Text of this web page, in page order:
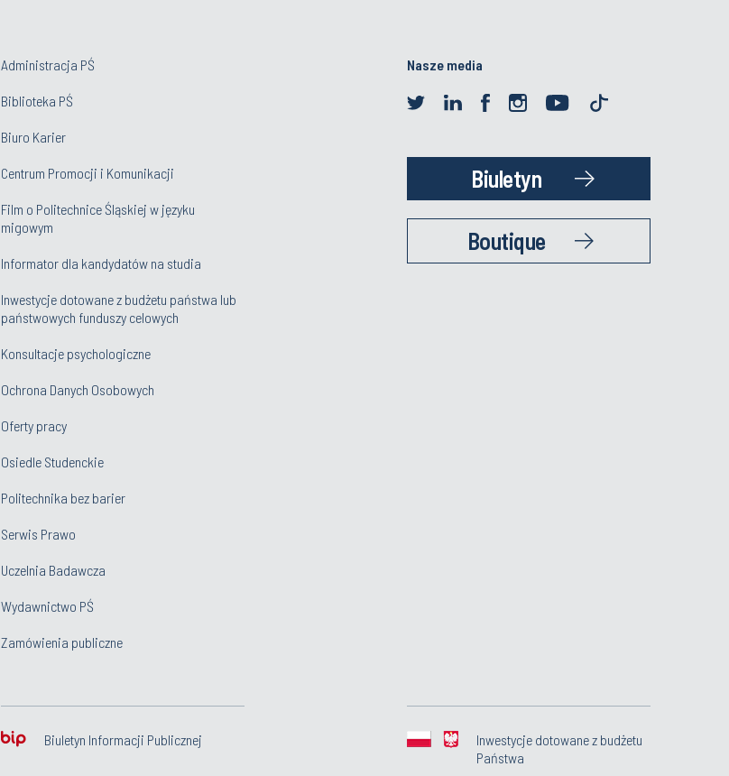
Administracja PŚ
Biblioteka PŚ
Biuro Karier
Centrum Promocji i Komunikacji
Film o Politechnice Śląskiej w języku
migowym
Informator dla kandydatów na studia
Inwestycje dotowane z budżetu państwa lub
państwowych funduszy celowych
Konsultacje psychologiczne
Ochrona Danych Osobowych
Oferty pracy
Osiedle Studenckie
Politechnika bez barier
Serwis Prawo
Uczelnia Badawcza
Wydawnictwo PŚ
Zamówienia publiczne
Nasze media
Biuletyn
Boutique
Biuletyn Informacji Publicznej
Inwestycje dotowane z budżetu
Państwa